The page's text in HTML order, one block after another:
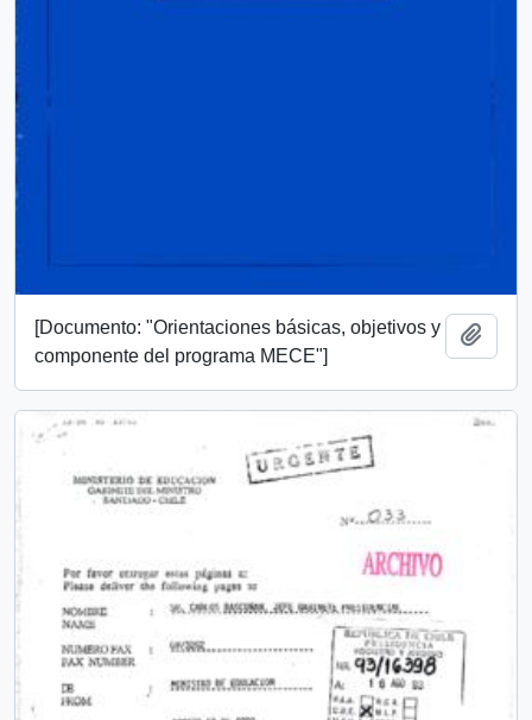
[Documento: "Orientaciones básicas, objetivos y
componente del programa MECE"]